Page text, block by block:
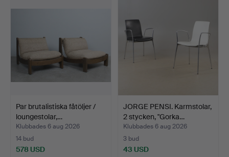
Par brutalistiska fåtöljer /
loungestolar,…
Klubbades 6 aug 2026
14 bud
578 USD
JORGE PENSI. Karmstolar,
2 stycken, "Gorka…
Klubbades 6 aug 2026
3 bud
43 USD